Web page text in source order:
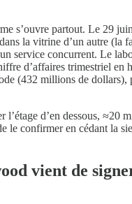
s’ouvre partout. Le 29
la vitrine d’un autre (la
service concurrent. Le
d’affaires trimestriel
(432 millions de
l’étage d’en dessous, ≈20
le confirmer en cédant la
vient de